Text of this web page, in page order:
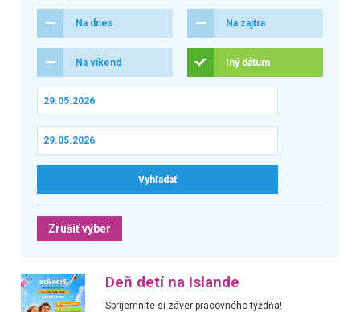
Na dnes Na zajtra
Na víkend Iný dátum
Zrušiť výber
Deň detí na Islande
Spríjemnite si záver pracovného týždňa!